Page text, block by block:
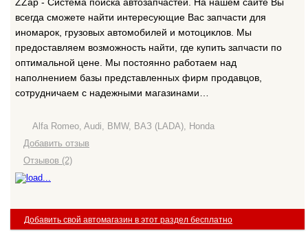
всегда сможете найти интересующие Вас запчасти для
иномарок, грузовых автомобилей и мотоциклов. Мы
предоставляем возможность найти, где купить запчасти по
оптимальной цене. Мы постоянно работаем над
наполнением базы представленных фирм продавцов,
сотрудничаем с надежными магазинами…
Alfa Romeo, Audi, BMW, ВАЗ (LADA), Honda
Добавить отзыв
Отзывов (2)
Добавить свой автомагазин в этот раздел бесплатно